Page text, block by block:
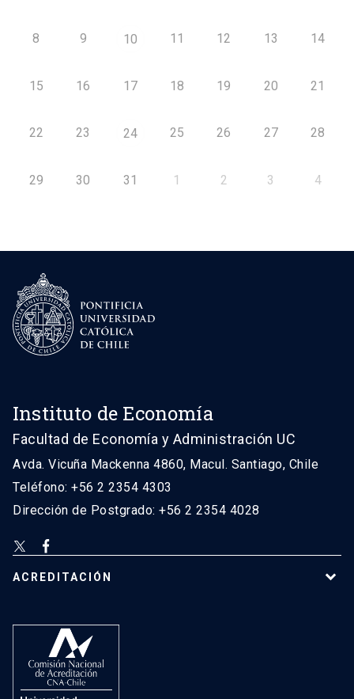
8 9 10 11 12 13 14
15 16 17 18 19 20 21
22 23 24 25 26 27 28
29 30 31 1 2 3 4
Instituto de Economía
Facultad de Economía y Administración UC
Avda. Vicuña Mackenna 4860, Macul. Santiago, Chile
Teléfono: +56 2 2354 4303
Dirección de Postgrado: +56 2 2354 4028
ACREDITACIÓN